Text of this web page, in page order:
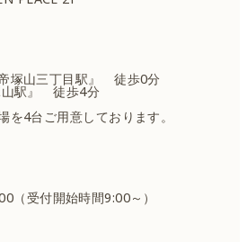
塚山三丁目駅』 徒歩0分
山駅』 徒歩4分
を4台ご用意しております。
受付開始時間9:00～）